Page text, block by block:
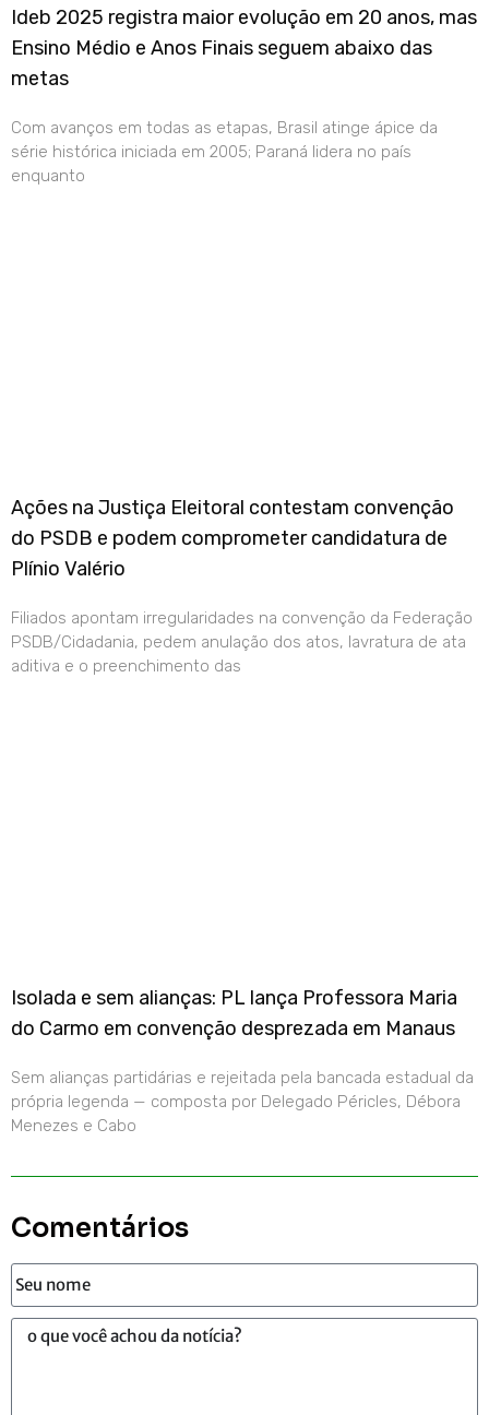
Ideb 2025 registra maior evolução em 20 anos, mas
Ensino Médio e Anos Finais seguem abaixo das
metas
Com avanços em todas as etapas, Brasil atinge ápice da
série histórica iniciada em 2005; Paraná lidera no país
enquanto
Ações na Justiça Eleitoral contestam convenção
do PSDB e podem comprometer candidatura de
Plínio Valério
Filiados apontam irregularidades na convenção da Federação
PSDB/Cidadania, pedem anulação dos atos, lavratura de ata
aditiva e o preenchimento das
Isolada e sem alianças: PL lança Professora Maria
do Carmo em convenção desprezada em Manaus
Sem alianças partidárias e rejeitada pela bancada estadual da
própria legenda — composta por Delegado Péricles, Débora
Menezes e Cabo
Comentários